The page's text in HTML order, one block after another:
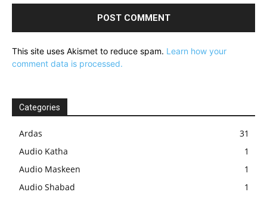
This site uses Akismet to reduce spam. Learn how your
comment data is processed.
Categories
Ardas
31
Audio Katha
1
Audio Maskeen
1
Audio Shabad
1